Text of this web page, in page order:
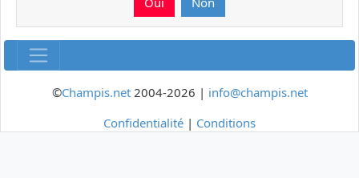
©Champis.net2004-2026 | info@champis.net
Confidentialité | Conditions